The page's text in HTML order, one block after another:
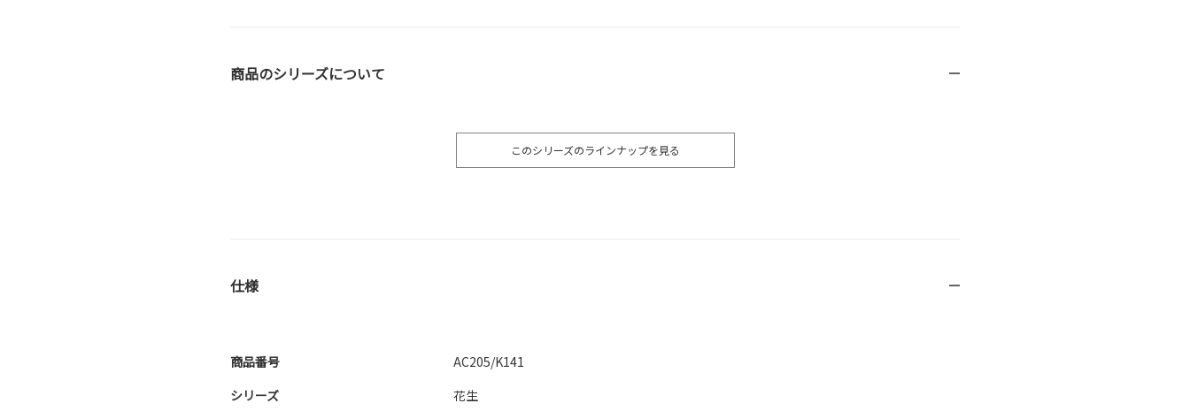
商品のシリーズについて
このシリーズのラインナップを見る
仕様
商品番号
AC205/K141
シリーズ
花生